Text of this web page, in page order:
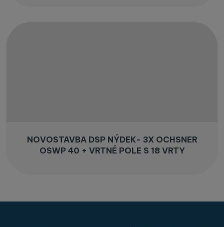
NOVOSTAVBA DSP NÝDEK- 3X OCHSNER
OSWP 40 + VRTNÉ POLE S 18 VRTY